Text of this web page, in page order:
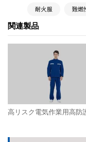
関連製品
耐火服 難燃